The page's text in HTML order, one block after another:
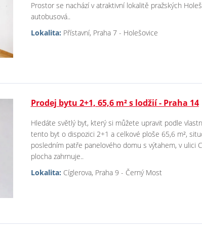
Prostor se nachází v atraktivní lokalitě pražských
autobusová..
Lokalita: Přístavní, Praha 7 - Holešovice
Prodej bytu 2+1, 65,6 m² s lodžií - Praha 14
Hledáte světlý byt, který si můžete upravit podle
tento byt o dispozici 2+1 a celkové ploše 65,6 m²,
posledním patře panelového domu s výtahem, v ulici
plocha zahrnuje..
Lokalita: Cíglerova, Praha 9 - Černý Most